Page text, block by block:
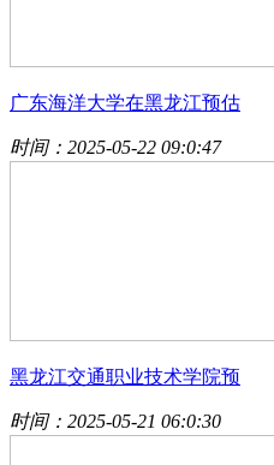
广东海洋大学在黑龙江预估
时间：2025-05-22 09:0:47
黑龙江交通职业技术学院预
时间：2025-05-21 06:0:30